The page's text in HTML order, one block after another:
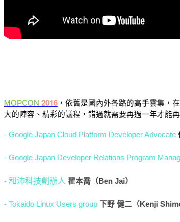
MOPCON 2016 ， 依舊是國內外各路的高手雲集，
大的陣容、精彩的議程，錯過就需要再過一年才能
- Google Japan Cloud Platform Developer Advocate
- Google Japan Developer Relations Program
- 和沛科技創辦人 翟本喬（Ben Jai）
- Tokaido Linux Users group 下野 健二（Kenji